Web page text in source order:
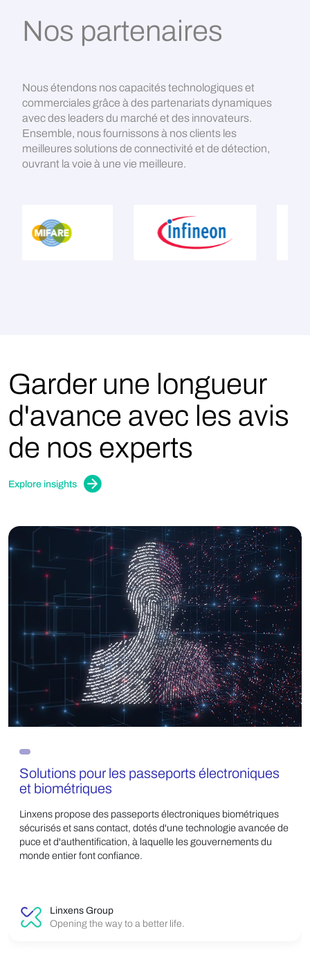
Nos partenaires
Nous étendons nos capacités technologiques et
commerciales grâce à des partenariats dynamiques
avec des leaders du marché et des innovateurs.
Ensemble, nous fournissons à nos clients les
meilleures solutions de connectivité et de détection,
ouvrant la voie à une vie meilleure.
Garder une longueur
d'avance avec les avis
de nos experts
Explore insights
Solutions pour les passeports électroniques
et biométriques
Linxens propose des passeports électroniques biométriques
sécurisés et sans contact, dotés d'une technologie avancée de
puce et d'authentification, à laquelle les gouvernements du
monde entier font confiance.
Linxens Group
Opening the way to a better life.